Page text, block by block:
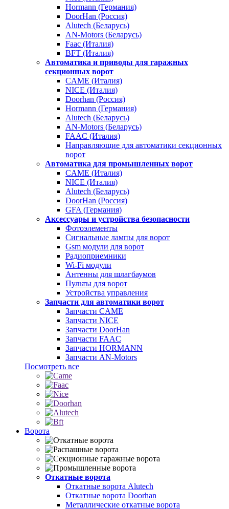
Hormann (Германия)
DoorHan (Россия)
Alutech (Беларусь)
AN-Motors (Беларусь)
Faac (Италия)
BFT (Италия)
Автоматика и приводы для гаражных
секционных ворот
CAME (Италия)
NICE (Италия)
Doorhan (Россия)
Hormann (Германия)
Alutech (Беларусь)
AN-Motors (Беларусь)
FAAC (Италия)
Направляющие для автоматики секционных
ворот
Автоматика для промышленных ворот
CAME (Италия)
NICE (Италия)
Alutech (Беларусь)
DoorHan (Россия)
GFA (Германия)
Аксессуары и устройства безопасности
Фотоэлементы
Сигнальные лампы для ворот
Gsm модули для ворот
Радиоприемники
Wi-Fi модули
Антенны для шлагбаумов
Пульты для ворот
Устройства управления
Запчасти для автоматики ворот
Запчасти CAME
Запчасти NICE
Запчасти DoorHan
Запчасти FAAC
Запчасти HORMANN
Запчасти AN-Motors
Посмотреть все
Ворота
Откатные ворота
Откатные ворота Alutech
Откатные ворота Doorhan
Металлические откатные ворота